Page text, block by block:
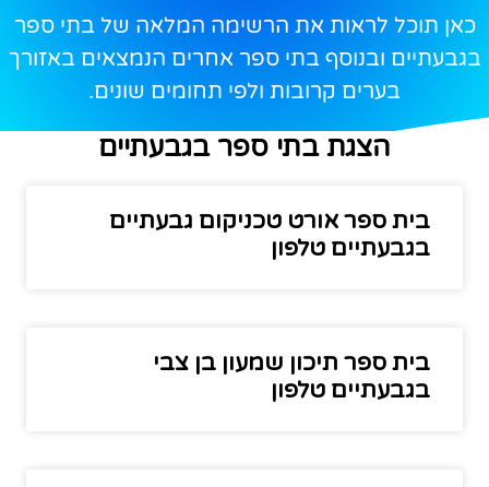
כאן תוכל לראות את הרשימה המלאה של בתי ספר
בגבעתיים ובנוסף בתי ספר אחרים הנמצאים באזורך
בערים קרובות ולפי תחומים שונים.
הצגת בתי ספר בגבעתיים
בית ספר אורט טכניקום גבעתיים
בגבעתיים טלפון
בית ספר תיכון שמעון בן צבי
בגבעתיים טלפון